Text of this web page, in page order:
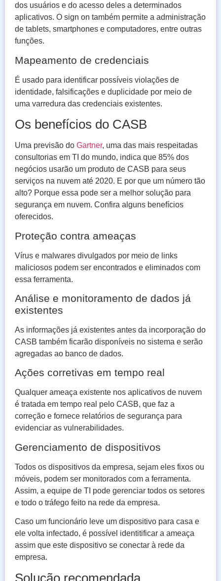
dos usuários e do acesso deles a determinados
aplicativos. O sign on também permite a administração
de tablets, smartphones e computadores, entre outras
funções.
Mapeamento de credenciais
É usado para identificar possíveis violações de
identidade, falsificações e duplicidade por meio de
uma varredura das credenciais existentes.
Os benefícios do CASB
Uma previsão do Gartner, uma das mais respeitadas
consultorias em TI do mundo, indica que 85% dos
negócios usarão um produto de CASB para seus
serviços na nuvem até 2020. E por que um número tão
alto? Porque essa pode ser a melhor solução para
segurança em nuvem. Confira alguns benefícios
oferecidos.
Proteção contra ameaças
Vírus e malwares divulgados por meio de links
maliciosos podem ser encontrados e eliminados com
essa ferramenta.
Análise e monitoramento de dados já
existentes
As informações já existentes antes da incorporação do
CASB também ficarão disponíveis no sistema e serão
agregadas ao banco de dados.
Ações corretivas em tempo real
Qualquer ameaça existente nos aplicativos de nuvem
é tratada em tempo real pelo CASB, que faz a
correção e fornece relatórios de segurança para
evidenciar as vulnerabilidades.
Gerenciamento de dispositivos
Todos os dispositivos da empresa, sejam eles fixos ou
móveis, podem ser monitorados com a ferramenta.
Assim, a equipe de TI pode gerenciar todos os setores
e todo o tráfego feito na rede da empresa.
Caso um funcionário leve um dispositivo para casa e
ele volta infectado, é possível identitificar a ameaça
assim que este dispositivo se conectar à rede da
empresa.
Solução recomendada